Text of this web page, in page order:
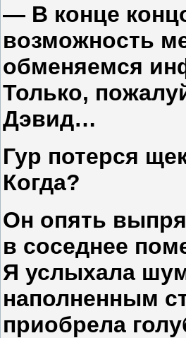
— В конце
возможность
обменяемся
Только,
Дэвид…
Гур потерся
Когда?
Он опять
в соседнее
Я услыхала
наполненным
приобрела